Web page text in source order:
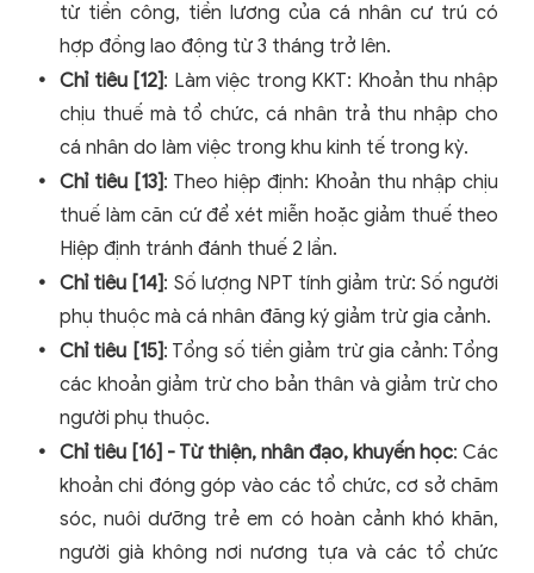
từ tiền công, tiền lương của cá nhân cư trú có
hợp đồng lao động từ 3 tháng trở lên.
Chỉ tiêu [12]: Làm việc trong KKT: Khoản thu nhập
chịu thuế mà tổ chức, cá nhân trả thu nhập cho
cá nhân do làm việc trong khu kinh tế trong kỳ.
Chỉ tiêu [13]: Theo hiệp định: Khoản thu nhập chịu
thuế làm căn cứ để xét miễn hoặc giảm thuế theo
Hiệp định tránh đánh thuế 2 lần.
Chỉ tiêu [14]: Số lượng NPT tính giảm trừ: Số người
phụ thuộc mà cá nhân đăng ký giảm trừ gia cảnh.
Chỉ tiêu [15]: Tổng số tiền giảm trừ gia cảnh: Tổng
các khoản giảm trừ cho bản thân và giảm trừ cho
người phụ thuộc.
Chỉ tiêu [16] - Từ thiện, nhân đạo, khuyến học: Các
khoản chi đóng góp vào các tổ chức, cơ sở chăm
sóc, nuôi dưỡng trẻ em có hoàn cảnh khó khăn,
người già không nơi nương tựa và các tổ chức